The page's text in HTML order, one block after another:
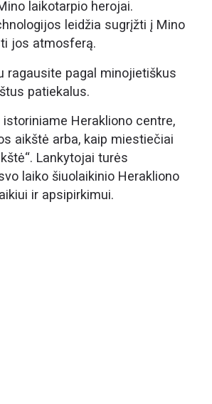
laikotarpio herojai.
leidžia sugrįžti į Mino
jos atmosferą.
ragausite pagal minojietiškus
patiekalus.
Herakliono centre,
aikštė arba, kaip miestiečiai
Lankytojai turės
laiko šiuolaikinio Herakliono
ir apsipirkimui.